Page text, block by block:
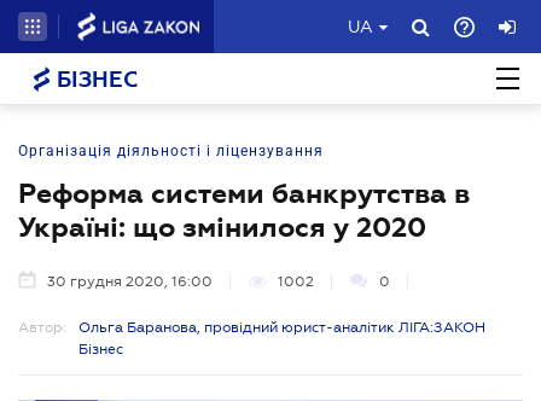
UA
БІЗНЕС
Організація діяльності і ліцензування
Реформа системи банкрутства в
Україні: що змінилося у 2020
30 грудня 2020, 16:00 1002 0
Автор:
Ольга Баранова, провідний юрист-аналітик ЛІГА:ЗАКОН
Бізнес